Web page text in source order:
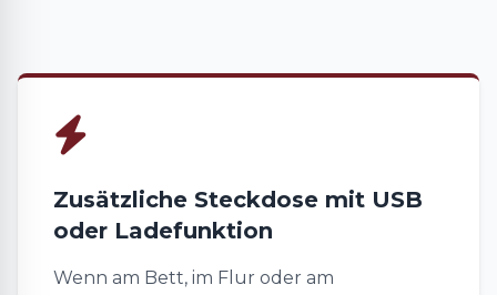
Zusätzliche Steckdose mit USB
oder Ladefunktion
Wenn am Bett, im Flur oder am